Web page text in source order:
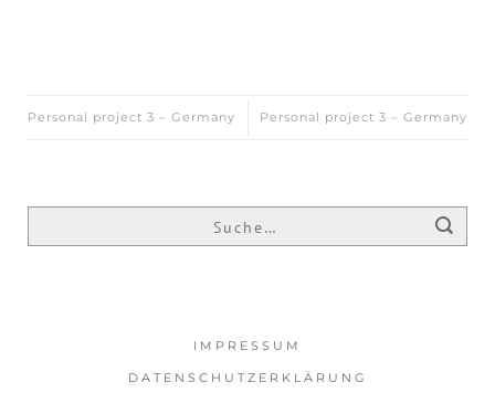
Personal project 3 – Germany Personal project 3 – Germany
IMPRESSUM
DATENSCHUTZERKLÄRUNG